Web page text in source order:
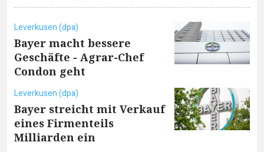
Leverkusen (dpa)
Bayer macht bessere
Geschäfte - Agrar-Chef
Condon geht
Leverkusen (dpa)
Bayer streicht mit Verkauf
eines Firmenteils
Milliarden ein